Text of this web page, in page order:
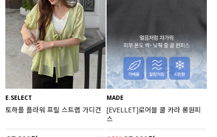
E.SELECT
토하플 플라워 프릴 스트랩 가디건
MADE
[EVELLET]로어블 쿨 카라 롱원피
스